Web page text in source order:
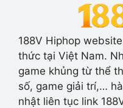
188V Hiphop
thức tại Việt Nam.
game khủng từ thể
số, game giải trí,…
nhật liên tục link